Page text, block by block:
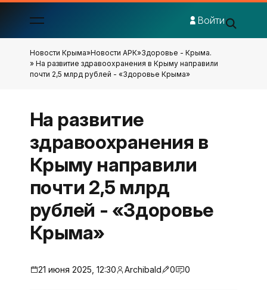
Войти
Новости Крыма»Новости АРК»Здоровье - Крыма.
» На развитие здравоохранения в Крыму направили
почти 2,5 млрд рублей - «Здоровье Крыма»
На развитие
здравоохранения в
Крыму направили
почти 2,5 млрд
рублей - «Здоровье
Крыма»
21 июня 2025, 12:30 Archibald 0 0